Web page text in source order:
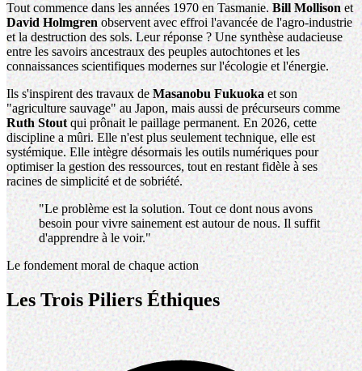
Tout commence dans les années 1970 en Tasmanie.Bill Mollisonet
David Holmgren observent avec effroi l'avancée de l'agro-industrie
et la destruction des sols. Leur réponse ? Une synthèse audacieuse
entre les savoirs ancestraux des peuples autochtones et les
connaissances scientifiques modernes sur l'écologie et l'énergie.
Ils s'inspirent des travaux deMasanobu Fukuokaet son
"agriculture sauvage" au Japon, mais aussi de précurseurs comme
Ruth Stoutqui prônait le paillage permanent. En 2026, cette
discipline a mûri. Elle n'est plus seulement technique, elle est
systémique. Elle intègre désormais les outils numériques pour
optimiser la gestion des ressources, tout en restant fidèle à ses
racines de simplicité et de sobriété.
"Le problème est la solution. Tout ce dont nous avons
besoin pour vivre sainement est autour de nous. Il suffit
d'apprendre à le voir."
Le fondement moral de chaque action
Les Trois Piliers Éthiques